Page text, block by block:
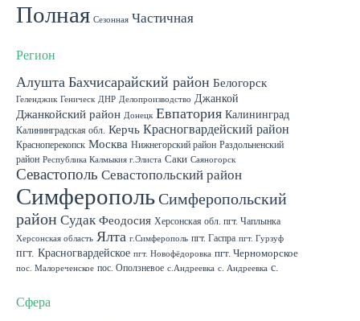
Полная Сезонная Частичная
Регион
Алушта Бахчисарайский район Белогорск
Геленджик Геническ ДНР Делопроизводство Джанкой
Джанкойский район Донецк Евпатория Калининград
Калининградская обл. Керчь Красногвардейский район
Красноперекопск Москва Нижнегорский район Раздольненский
район Республика Калмыкия г.Элиста Саки Саяногорск
Севастополь Севастопольский район
СимферопольСимферопольский
район Судак Феодосия Херсонская обл. пгт. Чаплынка
Херсонская область Ялта г.Симферополь пгт. Гаспра пгт. Гурзуф
пгт. Красногвардейское пгт. Новофёдоровка пгт. Черноморское
пос. Малореченское пос. Оползневое с.Андреевка с. Андреевка с.
с.Школьное
Сфера